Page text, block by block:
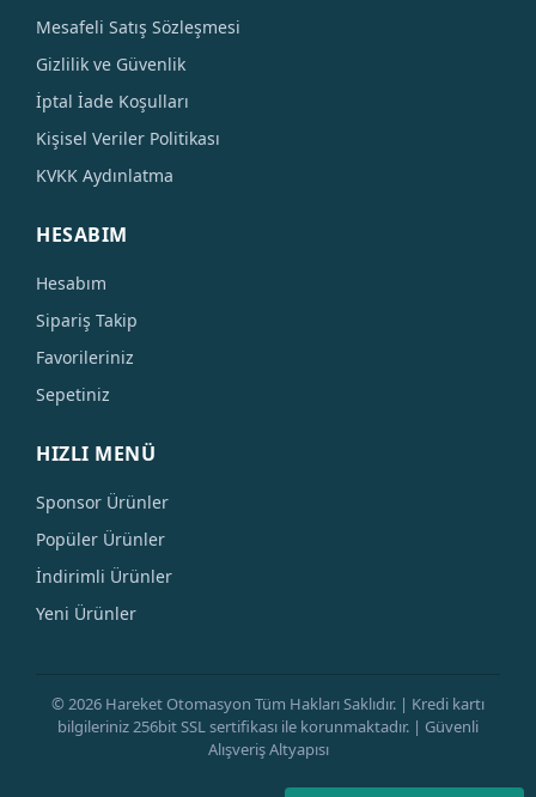
Mesafeli Satış Sözleşmesi
Gizlilik ve Güvenlik
İptal İade Koşulları
Kişisel Veriler Politikası
KVKK Aydınlatma
HESABIM
Hesabım
Sipariş Takip
Favorileriniz
Sepetiniz
HIZLI MENÜ
Sponsor Ürünler
Popüler Ürünler
İndirimli Ürünler
Yeni Ürünler
© 2026 Hareket Otomasyon Tüm Hakları Saklıdır. | Kredi kartı
bilgileriniz 256bit SSL sertifikası ile korunmaktadır. | Güvenli
Alışveriş Altyapısı